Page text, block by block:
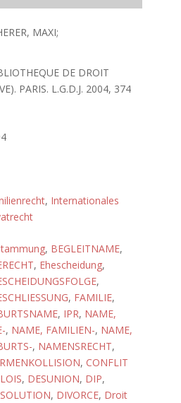
MAXI;
DE DROIT
PARIS. L.G.D.J. 2004, 374
, Internationales
, BEGLEITNAME,
, Ehescheidung,
,
, FAMILIE,
, IPR, NAME,
, NAME, FAMILIEN-, NAME,
, NAMENSRECHT,
, CONFLIT
, DESUNION, DIP,
, DIVORCE, Droit